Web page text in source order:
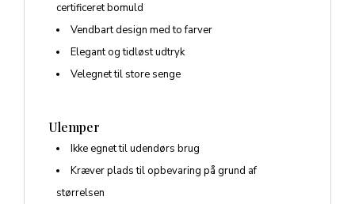
certificeret bomuld
Vendbart design med to farver
Elegant og tidløst udtryk
Velegnet til store senge
Ulemper
Ikke egnet til udendørs brug
Kræver plads til opbevaring på grund af
størrelsen